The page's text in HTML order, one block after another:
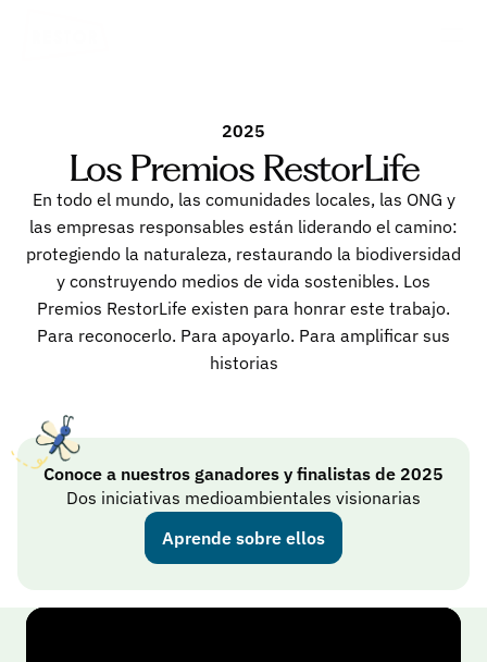
2025
Los Premios RestorLife
En todo el mundo, las comunidades locales, las ONG y
las empresas responsables están liderando el camino:
protegiendo la naturaleza, restaurando la biodiversidad
y construyendo medios de vida sostenibles. Los
Premios RestorLife existen para honrar este trabajo.
Para reconocerlo. Para apoyarlo. Para amplificar sus
historias
Conoce a nuestros ganadores y finalistas de 2025
Dos iniciativas medioambientales visionarias
Aprende sobre ellos